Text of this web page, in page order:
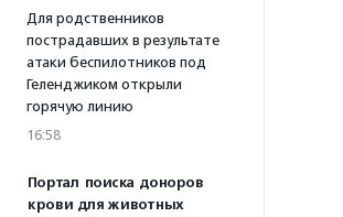
Для родственников
пострадавших в результате
атаки беспилотников под
Геленджиком открыли
горячую линию
16:58
Портал поиска доноров
крови для животных